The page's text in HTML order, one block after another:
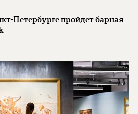
Петербурге пройдет барная